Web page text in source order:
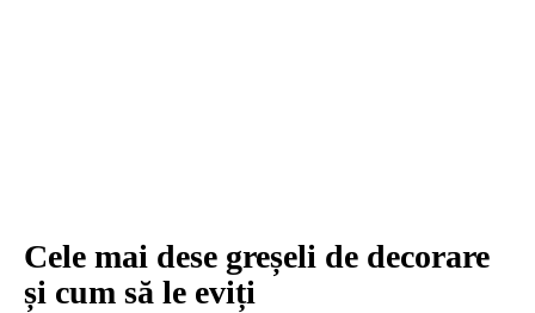
Cele mai dese greșeli de decorare
și cum să le eviți